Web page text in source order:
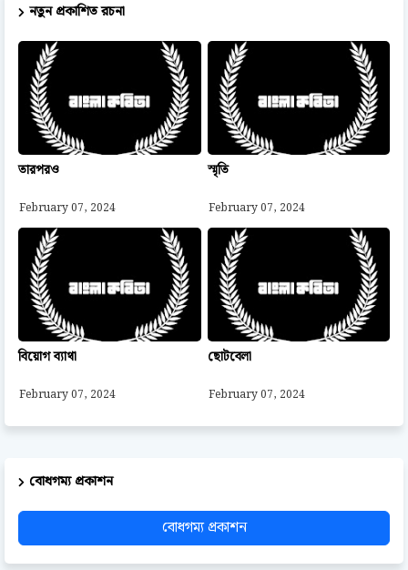
নতুন প্রকাশিত রচনা
তারপরও
February 07, 2024
স্মৃতি
February 07, 2024
বিয়োগ ব্যাথা
February 07, 2024
ছোটবেলা
February 07, 2024
বোধগম্য প্রকাশন
বোধগম্য প্রকাশন